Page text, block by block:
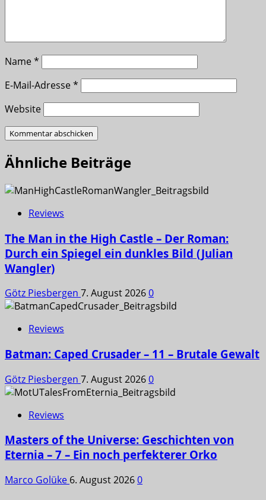
Name*
E-Mail-Adresse*
Website
Ähnliche Beiträge
Reviews
The Man in the High Castle – Der Roman:
Durch ein Spiegel ein dunkles Bild (Julian
Wangler)
Götz Piesbergen 7. August 20260
Reviews
Batman: Caped Crusader – 11 – Brutale Gewalt
Götz Piesbergen 7. August 20260
Reviews
Masters of the Universe: Geschichten von
Eternia – 7 – Ein noch perfekterer Orko
Marco Golüke 6. August 20260